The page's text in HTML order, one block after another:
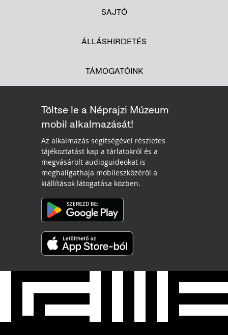
SAJTÓ
ÁLLÁSHIRDETÉS
TÁMOGATÓINK
Töltse le a Néprajzi Múzeum
mobil alkalmazását!
Az alkalmazás segítségével részletes
tájékoztatást kap a tárlatokról és a
megvásárolt audioguideokat is
meghallgathaja mobileszközéről a
kiállítások látogatása közben.